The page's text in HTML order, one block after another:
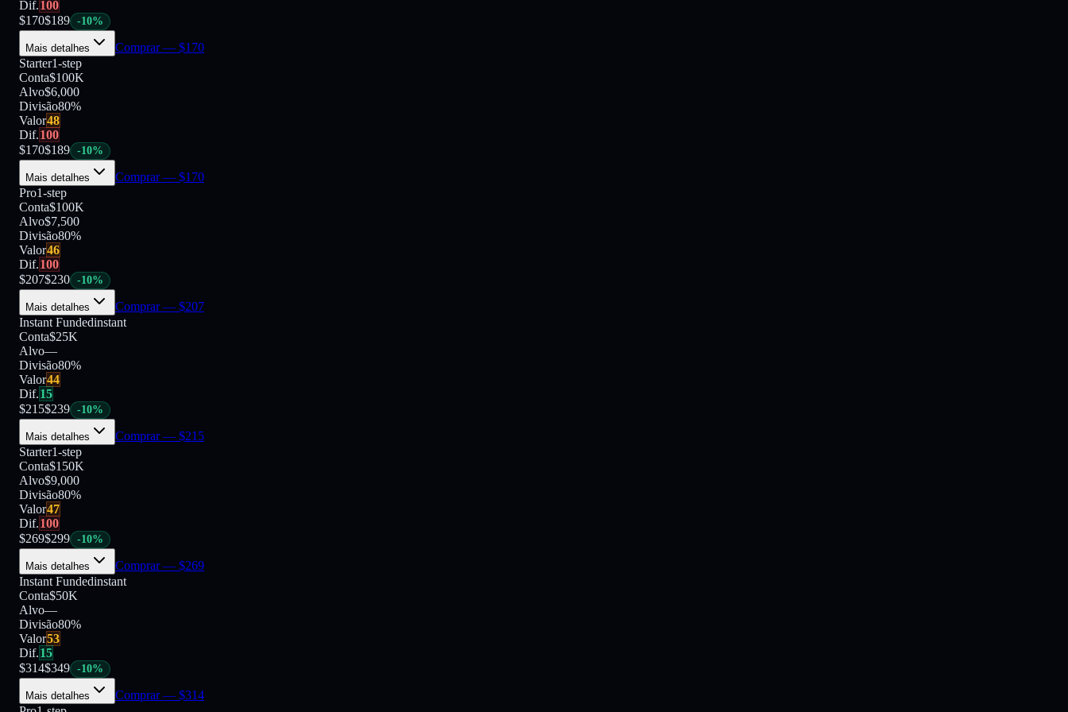
Dif.100
$170$189 -10%
Mais detalhes Comprar— $170
Starter1-step
Conta$100K
Alvo$6,000
Divisão80%
Valor48
Dif.100
$170$189 -10%
Mais detalhes Comprar— $170
Pro1-step
Conta$100K
Alvo$7,500
Divisão80%
Valor46
Dif.100
$207$230 -10%
Mais detalhes Comprar— $207
Instant Fundedinstant
Conta$25K
Alvo—
Divisão80%
Valor44
Dif.15
$215$239 -10%
Mais detalhes Comprar— $215
Starter1-step
Conta$150K
Alvo$9,000
Divisão80%
Valor47
Dif.100
$269$299 -10%
Mais detalhes Comprar— $269
Instant Fundedinstant
Conta$50K
Alvo—
Divisão80%
Valor53
Dif.15
$314$349 -10%
Mais detalhes Comprar— $314